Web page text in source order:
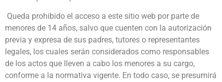
Queda prohibido el acceso a este sitio web por parte de
menores de 14 años, salvo que cuenten con la autorización
previa y expresa de sus padres, tutores o representantes
legales, los cuales serán considerados como responsables
de los actos que lleven a cabo los menores a su cargo,
conforme a la normativa vigente. En todo caso, se presumirá